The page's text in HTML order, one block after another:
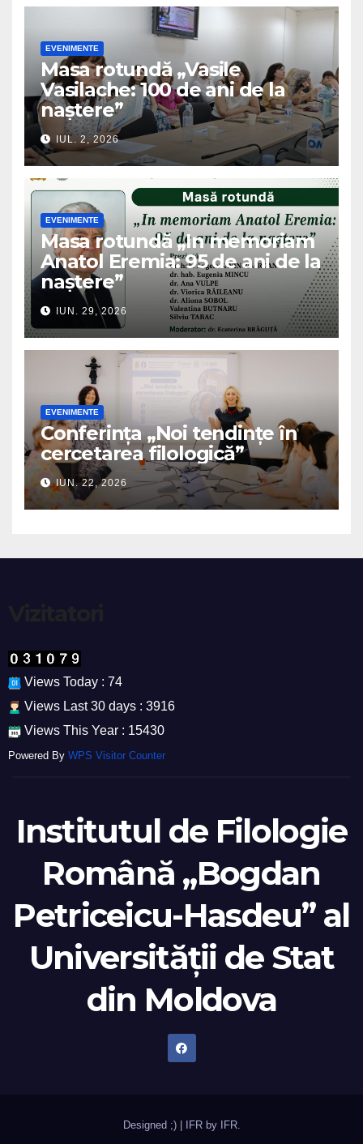
EVENIMENTE
Masa rotundă „Vasile
Vasilache: 100 de ani de la
naștere”
IUL. 2, 2026
EVENIMENTE
Masa rotundă „In memoriam
Anatol Eremia: 95 de ani de la
naștere”
IUN. 29, 2026
EVENIMENTE
Conferința „Noi tendințe în
cercetarea filologică”
IUN. 22, 2026
Views Today : 74
Views Last 30 days : 3916
Views This Year : 15430
Powered By WPS Visitor Counter
Institutul de Filologie
Română „Bogdan
Petriceicu-Hasdeu” al
Universității de Stat
din Moldova
Designed ;) IFR by IFR.